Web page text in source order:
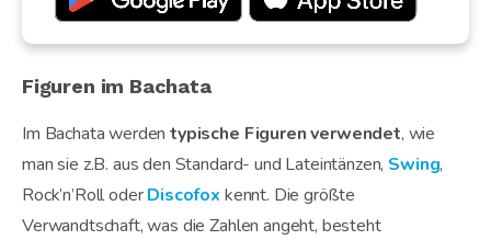
Figuren im Bachata
Im Bachata werdentypische Figuren verwendet, wie
man sie z.B. aus den Standard- und Lateintänzen, Swing,
Rock’n’Roll oderDiscofox kennt. Die größte
Verwandtschaft, was die Zahlen angeht, besteht